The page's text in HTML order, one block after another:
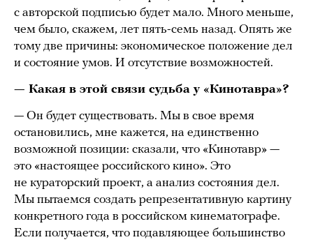
с авторской подписью будет мало. Много меньше,
чем было, скажем, лет пять-семь назад. Опять же
тому две причины: экономическое положение дел
и состояние умов. И отсутствие возможностей.
— Какая в этой связи судьба у «Кинотавра»?
— Он будет существовать. Мы в свое время
остановились, мне кажется, на единственно
возможной позиции: сказали, что «Кинотавр» —
это «настоящее российского кино». Это
не кураторский проект, а анализ состояния дел.
Мы пытаемся создать репрезентативную картину
конкретного года в российском кинематографе.
Если получается, что подавляющее большинство